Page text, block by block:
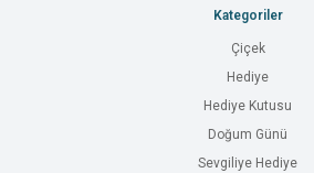
Kategoriler
Çiçek
Hediye
Hediye Kutusu
Doğum Günü
Sevgiliye Hediye